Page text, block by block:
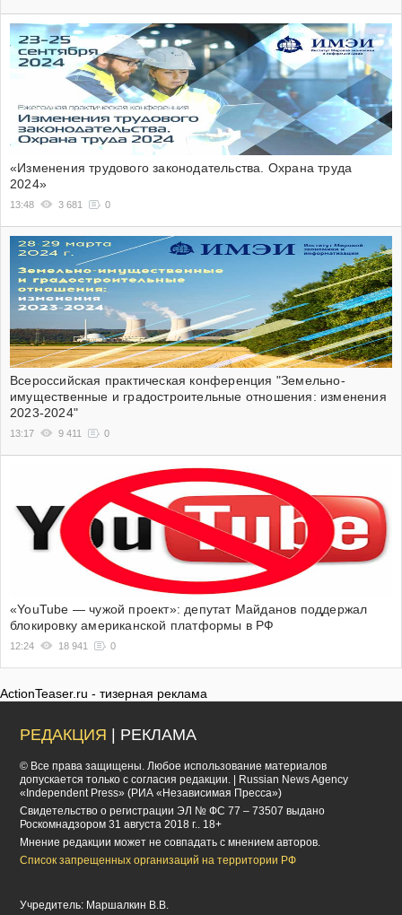
«Изменения трудового законодательства. Охрана труда
2024»
13:48 3 681 0
Всероссийская практическая конференция "Земельно-
имущественные и градостроительные отношения: изменения
2023-2024"
13:17 9 411 0
«YouTube — чужой проект»: депутат Майданов поддержал
блокировку американской платформы в РФ
12:24 18 941 0
ActionTeaser.ru - тизерная реклама
РЕДАКЦИЯ | РЕКЛАМА
© Все права защищены. Любое использование материалов
допускается только с согласия редакции. | Russian News Agency
«Independent Press» (РИА «Независимая Пресса»)
Cвидетельство о регистрации ЭЛ № ФС 77 – 73507 выдано
Роскомнадзором 31 августа 2018 г.. 18+
Мнение редакции может не совпадать с мнением авторов.
Список запрещенных организаций на территории РФ
Учредитель: Маршалкин В.В.